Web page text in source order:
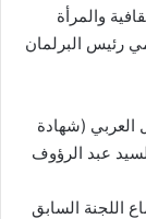
والمرأة
رئيس البرلمان
العربي (شهادة
عبد الرؤوف
اللجنة السابق